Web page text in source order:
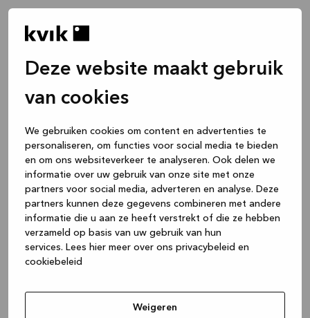
Deze website maakt gebruik
van cookies
We gebruiken cookies om content en advertenties te
personaliseren, om functies voor social media te bieden
en om ons websiteverkeer te analyseren. Ook delen we
informatie over uw gebruik van onze site met onze
partners voor social media, adverteren en analyse. Deze
partners kunnen deze gegevens combineren met andere
informatie die u aan ze heeft verstrekt of die ze hebben
verzameld op basis van uw gebruik van hun
services. Lees hier meer over ons privacybeleid en
cookiebeleid
Weigeren
(see the browser console for more